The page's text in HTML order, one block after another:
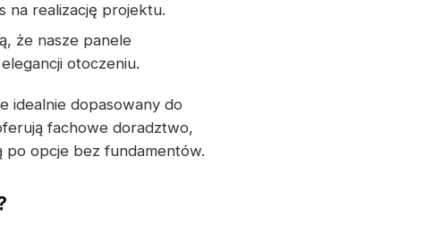
na realizację projektu.
że nasze panele
otoczeniu.
idealnie dopasowany do
fachowe doradztwo,
po opcje bez fundamentów.